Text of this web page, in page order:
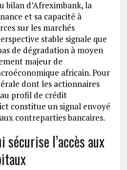
bilan d’Afreximbank, la
et sa capacité à
sur les marchés
stable signale que
de dégradation à moyen
majeur de
africain. Pour
dont les actionnaires
profil de crédit
constitue un signal envoyé
contreparties bancaires.
sécurise l’accès aux